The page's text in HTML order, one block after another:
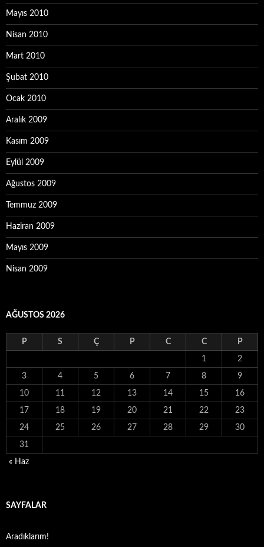
Mayıs 2010
Nisan 2010
Mart 2010
Şubat 2010
Ocak 2010
Aralık 2009
Kasım 2009
Eylül 2009
Ağustos 2009
Temmuz 2009
Haziran 2009
Mayıs 2009
Nisan 2009
AĞUSTOS 2026
P S Ç P C C P
1 2
3 4 5 6 7 8 9
10 11 12 13 14 15 16
17 18 19 20 21 22 23
24 25 26 27 28 29 30
31
« Haz
SAYFALAR
Aradıklarım!